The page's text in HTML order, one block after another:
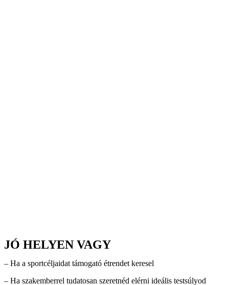
JÓ HELYEN VAGY
– Ha a sportcéljaidat támogató étrendet keresel
– Ha szakemberrel tudatosan szeretnéd elérni ideális testsúlyod